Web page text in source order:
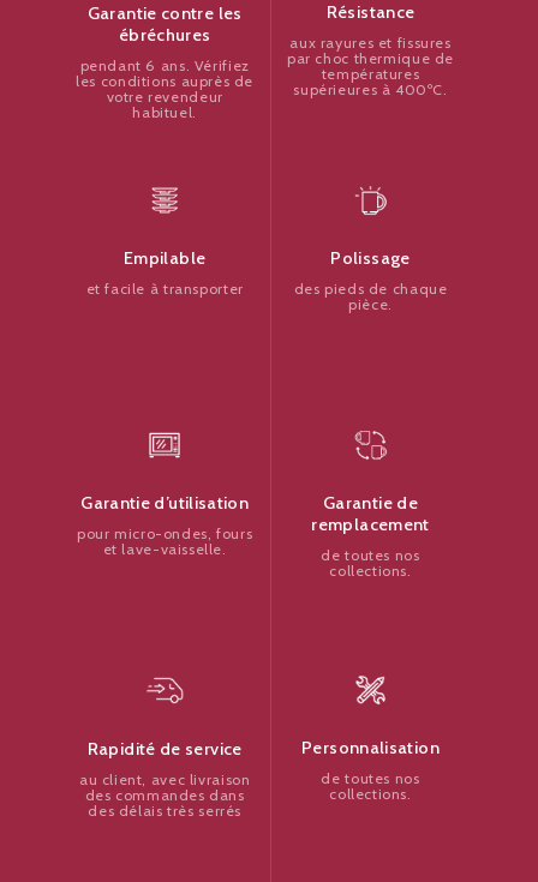
Garantie contre les
ébréchures
pendant 6 ans. Vérifiez
les conditions auprès de
votre revendeur
habituel.
Résistance
aux rayures et fissures
par choc thermique de
températures
supérieures à 400ºC.
Empilable
et facile à transporter
Polissage
des pieds de chaque
pièce.
Garantie d’utilisation
pour micro-ondes, fours
et lave-vaisselle.
Garantie de
remplacement
de toutes nos
collections.
Rapidité de service
au client, avec livraison
des commandes dans
des délais très serrés
Personnalisation
de toutes nos
collections.